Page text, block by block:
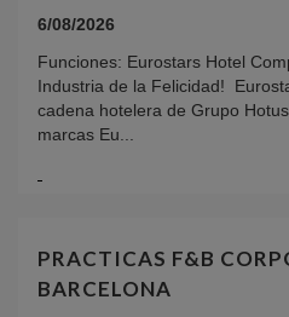
6/08/2026
Funciones: Eurostars Hotel
Industria de la Felicidad!
cadena hotelera de Grupo
marcas Eu...
PRACTICAS F&B
BARCELONA